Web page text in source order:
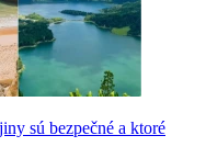
sú bezpečné a ktoré